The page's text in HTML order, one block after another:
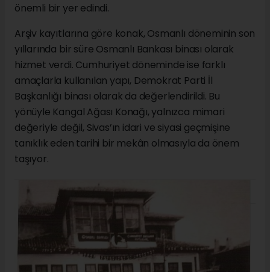
önemli bir yer edindi.
Arşiv kayıtlarına göre konak, Osmanlı döneminin son
yıllarında bir süre Osmanlı Bankası binası olarak
hizmet verdi. Cumhuriyet döneminde ise farklı
amaçlarla kullanılan yapı, Demokrat Parti İl
Başkanlığı binası olarak da değerlendirildi. Bu
yönüyle Kangal Ağası Konağı, yalnızca mimari
değeriyle değil, Sivas’ın idari ve siyasi geçmişine
tanıklık eden tarihi bir mekân olmasıyla da önem
taşıyor.